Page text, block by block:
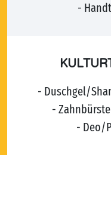
-
- Duschgel/
-
- Deo/